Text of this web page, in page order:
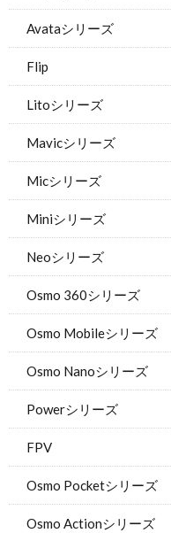
Avataシリーズ
Flip
Litoシリーズ
Mavicシリーズ
Micシリーズ
Miniシリーズ
Neoシリーズ
Osmo 360シリーズ
Osmo Mobileシリーズ
Osmo Nanoシリーズ
Powerシリーズ
FPV
Osmo Pocketシリーズ
Osmo Actionシリーズ